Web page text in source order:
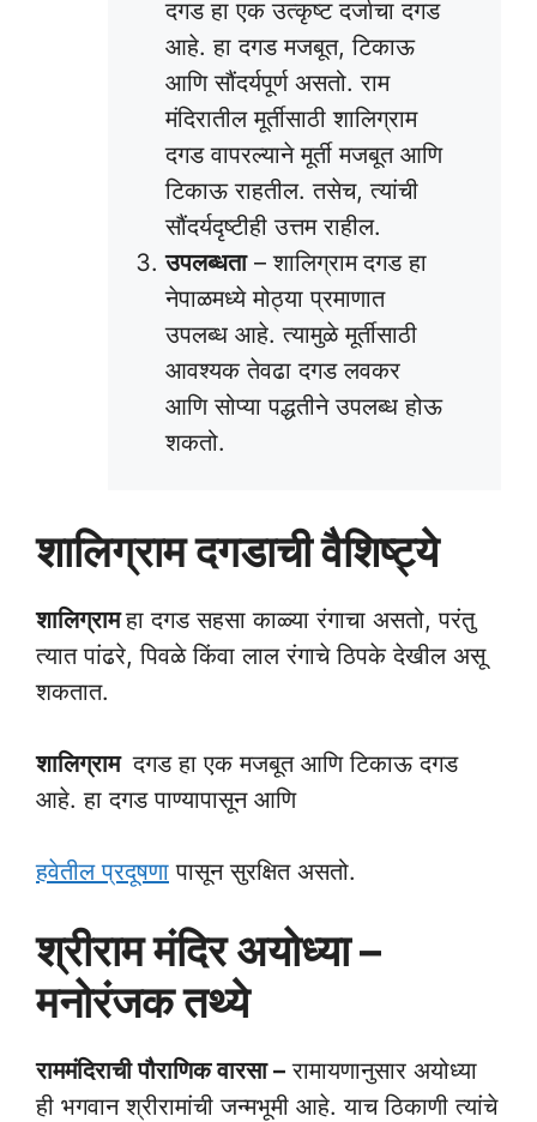
दगड हा एक उत्कृष्ट दर्जाचा दगड
आहे. हा दगड मजबूत, टिकाऊ
आणि सौंदर्यपूर्ण असतो. राम
मंदिरातील मूर्तीसाठी शालिग्राम
दगड वापरल्याने मूर्ती मजबूत आणि
टिकाऊ राहतील. तसेच, त्यांची
सौंदर्यदृष्टीही उत्तम राहील.
उपलब्धता– शालिग्राम दगड हा
नेपाळमध्ये मोठ्या प्रमाणात
उपलब्ध आहे. त्यामुळे मूर्तीसाठी
आवश्यक तेवढा दगड लवकर
आणि सोप्या पद्धतीने उपलब्ध होऊ
शकतो.
शालिग्रामदगडाची वैशिष्ट्ये
शालिग्रामहा दगड सहसा काळ्या रंगाचा असतो, परंतु
त्यात पांढरे, पिवळे किंवा लाल रंगाचे ठिपके देखील असू
शकतात.
शालिग्राम दगड हा एक मजबूत आणि टिकाऊ दगड
आहे. हा दगड पाण्यापासून आणि
हवेतील प्रदूषणा पासून सुरक्षित असतो.
श्रीराम मंदिर अयोध्या –
मनोरंजक तथ्ये
राममंदिराची पौराणिक वारसा – रामायणानुसार अयोध्या
ही भगवान श्रीरामांची जन्मभूमी आहे. याच ठिकाणी त्यांचे